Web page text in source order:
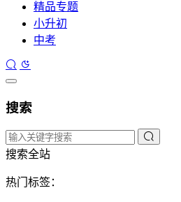
精品专题
小升初
中考
搜索
搜索全站
热门标签：